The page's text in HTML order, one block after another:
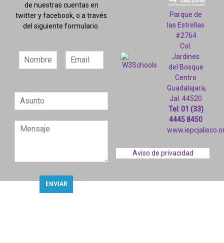
de nuestras cuentas en
twitter y facebook, o a través
del siguiente formulario.
Parque de
las Estrellas
#2764
Col.
Jardines
del Bosque
Centro
Guadalajara,
Jal. 44520
Tel: 01 (33)
4445 8450
Aviso de privacidad